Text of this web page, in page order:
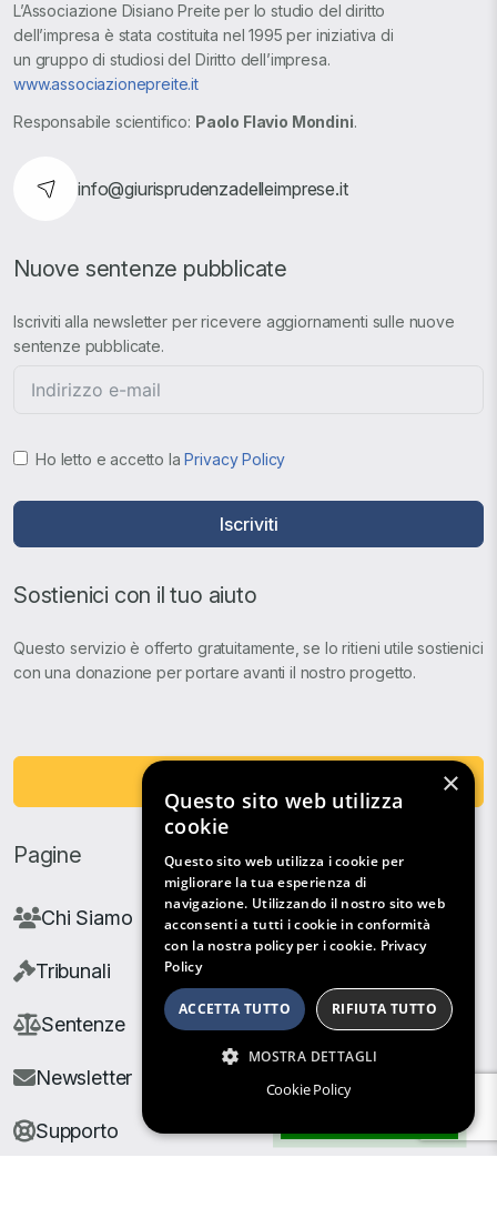
L’Associazione Disiano Preite per lo studio del diritto
dell’impresa è stata costituita nel 1995 per iniziativa di
un gruppo di studiosi del Diritto dell’impresa.
www.associazionepreite.it
Responsabile scientifico: Paolo Flavio Mondini.
info@giurisprudenzadelleimprese.it
Nuove sentenze pubblicate
Iscriviti alla newsletter per ricevere aggiornamenti sulle nuove
sentenze pubblicate.
Ho letto e accetto laPrivacy Policy
Iscriviti
Sostienici con il tuo aiuto
Questo servizio è offerto gratuitamente, se lo ritieni utile sostienici
con una donazione per portare avanti il nostro progetto.
Pagine
Chi Siamo
Tribunali
Sentenze
Newsletter
Supporto
×
Questo sito web utilizza
cookie
Questo sito web utilizza i cookie per
migliorare la tua esperienza di
navigazione. Utilizzando il nostro sito web
acconsenti a tutti i cookie in conformità
con la nostra policy per i cookie. Privacy
Policy
ACCETTA TUTTO RIFIUTA TUTTO
MOSTRA DETTAGLI
Cookie Policy